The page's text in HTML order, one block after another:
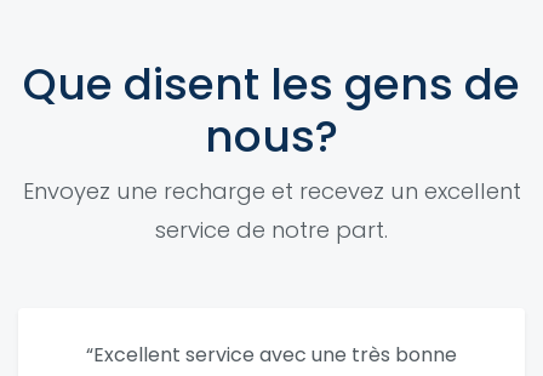
Que disent les gens de
nous?
Envoyez une recharge et recevez un excellent
service de notre part.
“Excellent service avec une très bonne